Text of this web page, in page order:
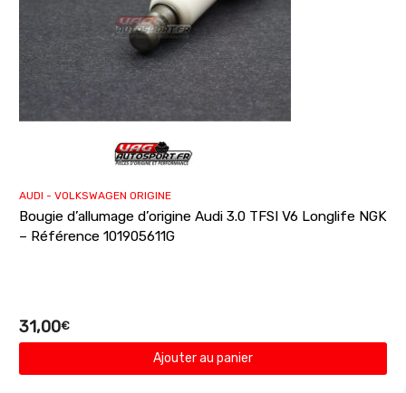
AUDI - VOLKSWAGEN ORIGINE
Bougie d’allumage d’origine Audi 3.0 TFSI V6 Longlife NGK
– Référence 101905611G
31,00€
Ajouter au panier